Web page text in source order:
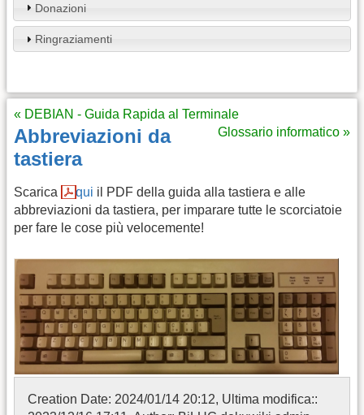
Donazioni
Ringraziamenti
« DEBIAN - Guida Rapida al Terminale
Glossario informatico »
Abbreviazioni da
tastiera
Scarica qui il PDF della guida alla tastiera e alle
abbreviazioni da tastiera, per imparare tutte le scorciatoie
per fare le cose più velocemente!
Creation Date: 2024/01/14 20:12, Ultima modifica::